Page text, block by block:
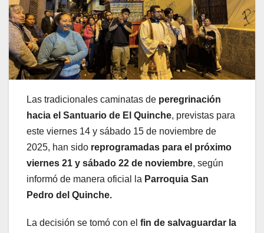
Las tradicionales caminatas de peregrinación
hacia el Santuario de El Quinche, previstas para
este viernes 14 y sábado 15 de noviembre de
2025, han sido reprogramadas para el próximo
viernes 21 y sábado 22 de noviembre, según
informó de manera oficial la Parroquia San
Pedro del Quinche.
La decisión se tomó con el fin de salvaguardar la